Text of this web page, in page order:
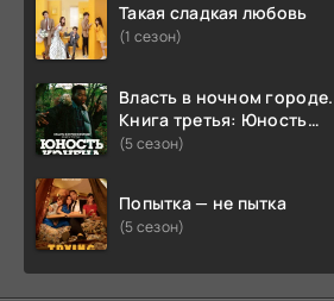
Такая сладкая любовь
(1 сезон)
Власть в ночном городе.
Книга третья: Юность
Кэнена
(5 сезон)
Попытка — не пытка
(5 сезон)